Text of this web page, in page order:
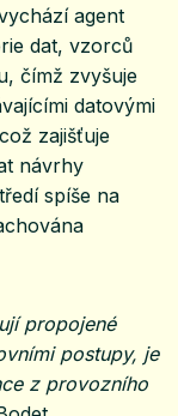
agent
dat, vzorců
čímž zvyšuje
datovými
zajišťuje
návrhy
spíše na
propojené
postupy, je
z provozního